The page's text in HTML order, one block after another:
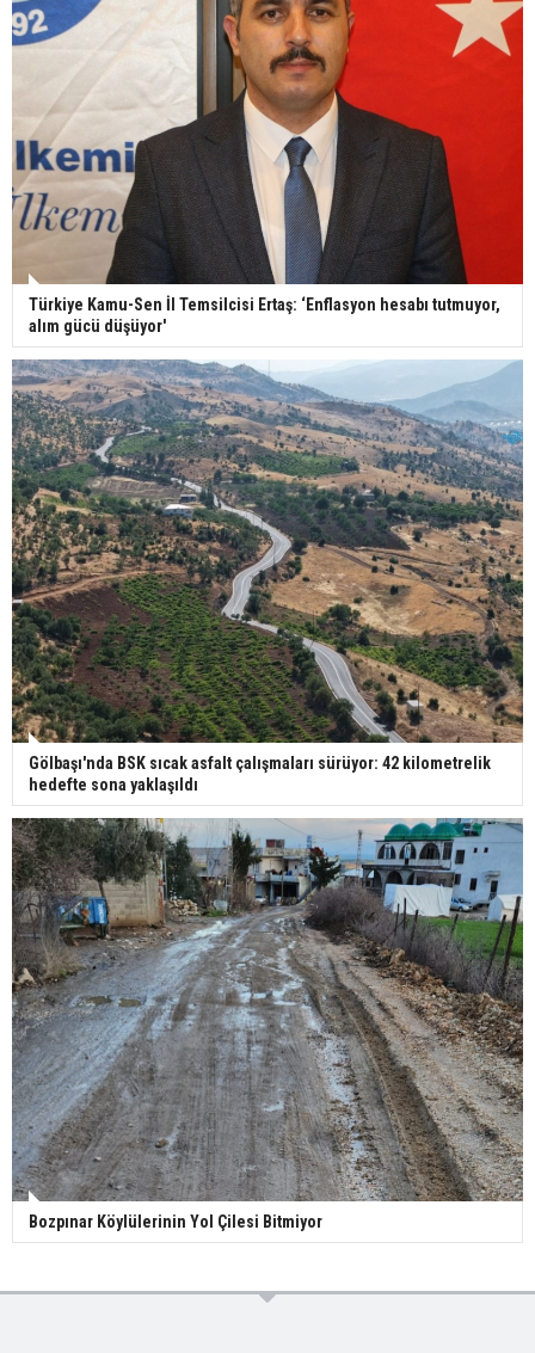
Türkiye Kamu-Sen İl Temsilcisi Ertaş: ‘Enflasyon hesabı tutmuyor,
alım gücü düşüyor'
Gölbaşı'nda BSK sıcak asfalt çalışmaları sürüyor: 42 kilometrelik
hedefte sona yaklaşıldı
Bozpınar Köylülerinin Yol Çilesi Bitmiyor